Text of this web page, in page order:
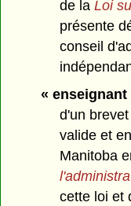
de laLoi
présente
conseil
« enseignant
d'un
valide et
Manitoba
cette loi et